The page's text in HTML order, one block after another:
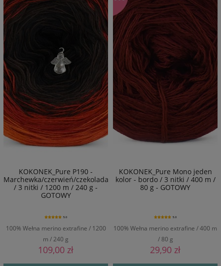
KOKONEK_Pure P190 -
Marchewka/czerwień/czekolada/czerń
/ 3 nitki / 1200 m / 240 g -
GOTOWY
100% Wełna merino extrafine / 1200
m / 240 g
5.0
109,00 zł
KOKONEK_Pure Mono jeden
kolor - bordo / 3 nitki / 400 m /
80 g - GOTOWY
100% Wełna merino extrafine / 400 m
/ 80 g
5.0
29,90 zł